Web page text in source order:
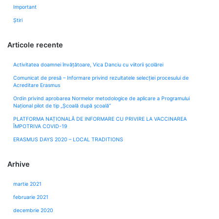
Important
Știri
Articole recente
Activitatea doamnei învățătoare, Vica Danciu cu viitorii școlărei
Comunicat de presă – Informare privind rezultatele selecției procesului de
Acreditare Erasmus
Ordin privind aprobarea Normelor metodologice de aplicare a Programului
Naţional pilot de tip „Şcoală după şcoală”
PLATFORMA NAȚIONALĂ DE INFORMARE CU PRIVIRE LA VACCINAREA
ÎMPOTRIVA COVID-19
ERASMUS DAYS 2020 – LOCAL TRADITIONS
Arhive
martie 2021
februarie 2021
decembrie 2020